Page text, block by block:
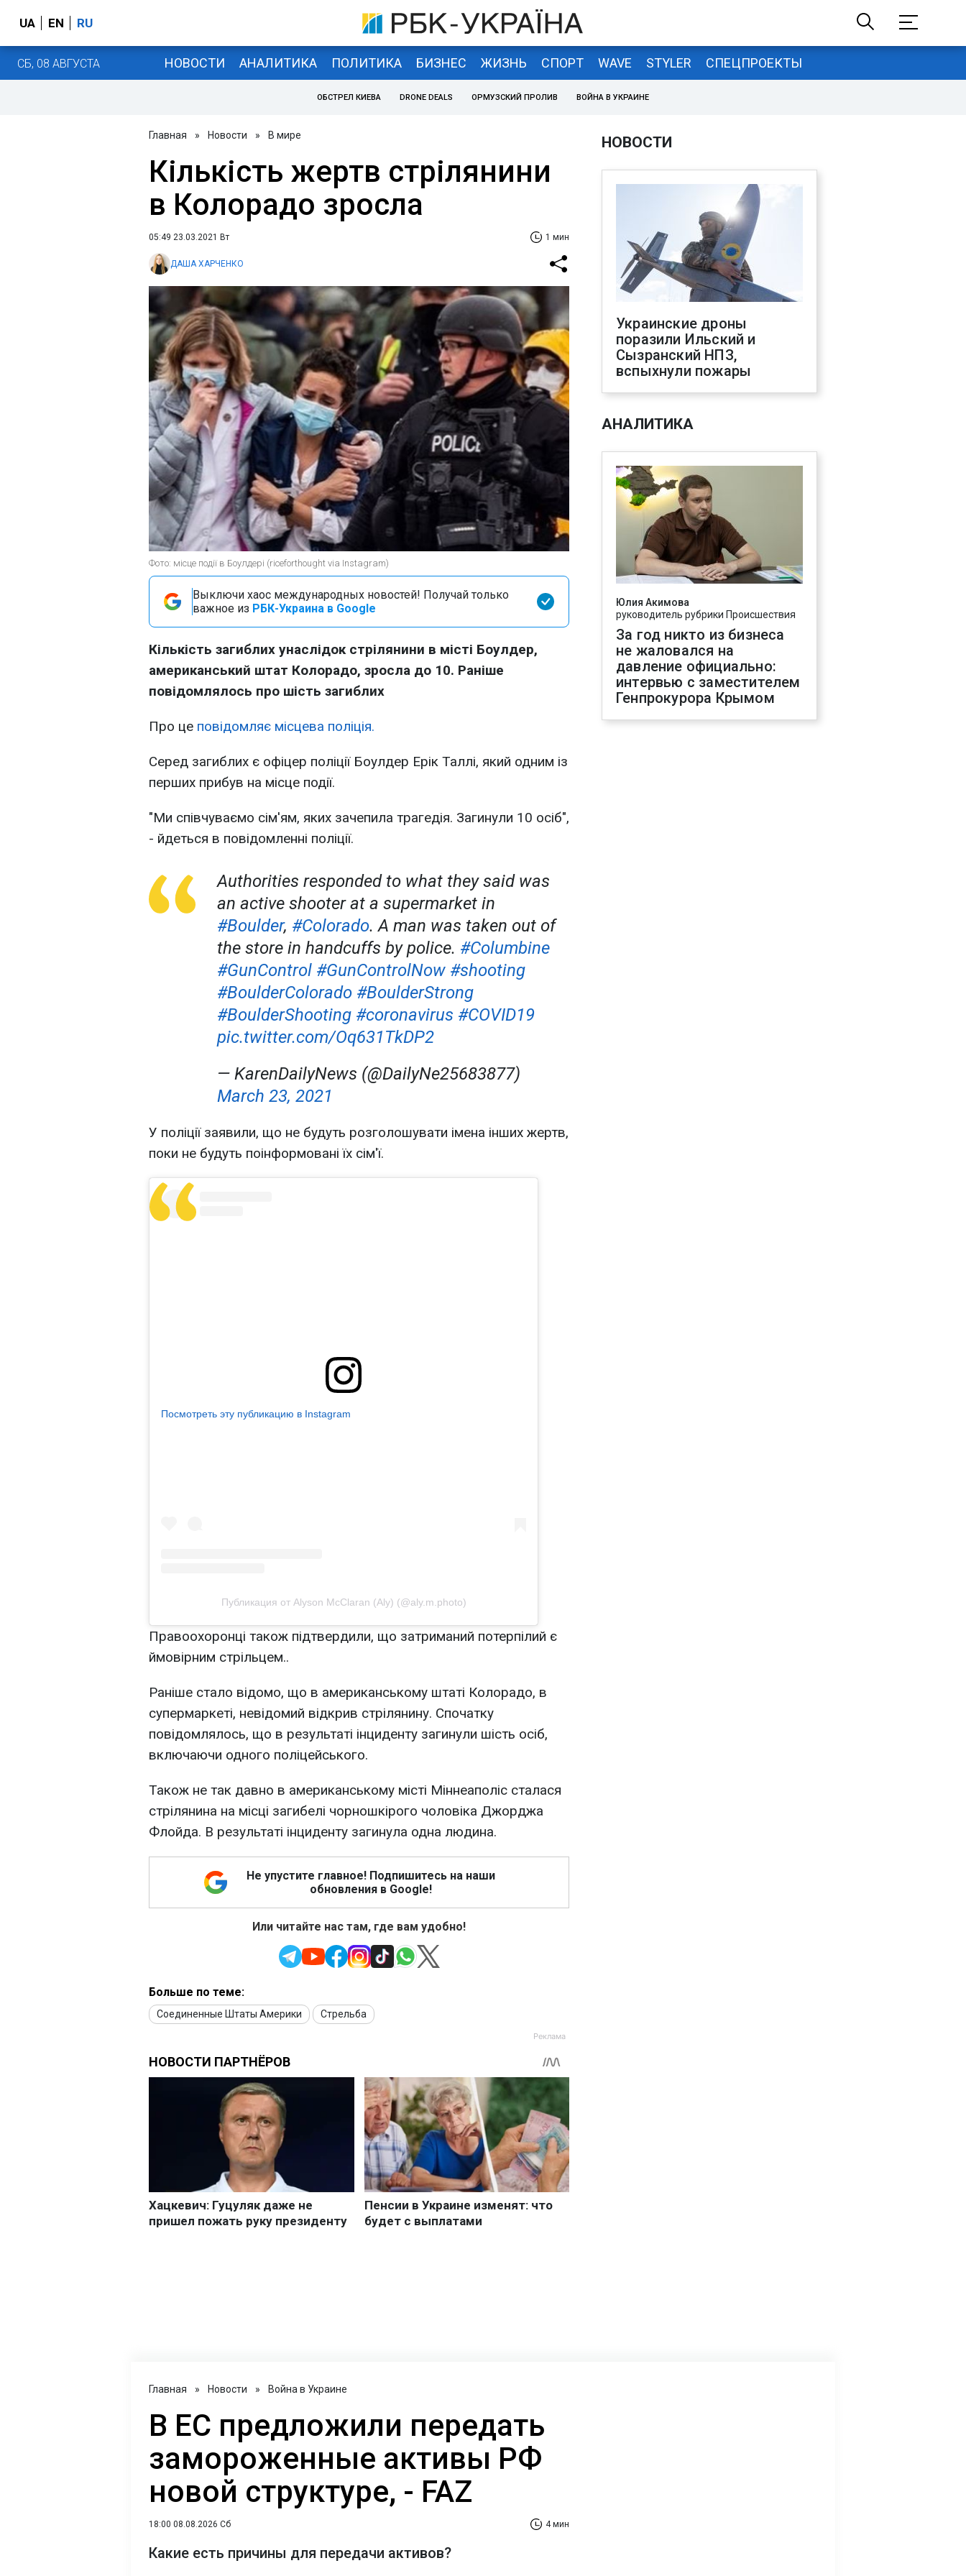
UA EN RU
СБ, 08 АВГУСТА НОВОСТИ АНАЛИТИКА ПОЛИТИКА БИЗНЕС ЖИЗНЬ СПОРТ WAVE STYLER СПЕЦПРОЕКТЫ
ОБСТРЕЛ КИЕВА DRONE DEALS ОРМУЗСКИЙ ПРОЛИВ ВОЙНА В УКРАИНЕ
Главная » Новости » В мире
Кількість жертв стрілянини
в Колорадо зросла
05:49 23.03.2021 Вт 1 мин
ДАША ХАРЧЕНКО
Фото: місце події в Боулдері (riceforthought via Instagram)
Выключи хаос международных новостей! Получай только
важное из РБК-Украина в Google
Кількість загиблих унаслідок стрілянини в місті Боулдер,
американський штат Колорадо, зросла до 10. Раніше
повідомлялось про шість загиблих
Про це повідомляє місцева поліція.
Серед загиблих є офіцер поліції Боулдер Ерік Таллі, який одним із
перших прибув на місце події.
"Ми співчуваємо сім'ям, яких зачепила трагедія. Загинули 10 осіб",
- йдеться в повідомленні поліції.
Authorities responded to what they said was
an active shooter at a supermarket in
#Boulder, #Colorado. A man was taken out of
the store in handcuffs by police. #Columbine
#GunControl #GunControlNow #shooting
#BoulderColorado #BoulderStrong
#BoulderShooting #coronavirus #COVID19
pic.twitter.com/Oq631TkDP2
— KarenDailyNews (@DailyNe25683877)
March 23, 2021
У поліції заявили, що не будуть розголошувати імена інших жертв,
поки не будуть поінформовані їх сім'ї.
Посмотреть эту публикацию в Instagram
Публикация от Alyson McClaran (Aly) (@aly.m.photo)
Правоохоронці також підтвердили, що затриманий потерпілий є
ймовірним стрільцем..
Раніше стало відомо, що в американському штаті Колорадо, в
супермаркеті, невідомий відкрив стрілянину. Спочатку
повідомлялось, що в результаті інциденту загинули шість осіб,
включаючи одного поліцейського.
Також не так давно в американському місті Міннеаполіс сталася
стрілянина на місці загибелі чорношкірого чоловіка Джорджа
Флойда. В результаті інциденту загинула одна людина.
Не упустите главное! Подпишитесь на наши
обновления в Google!
Или читайте нас там, где вам удобно!
Больше по теме:
Соединенные Штаты Америки Стрельба
НОВОСТИ
Украинские дроны
поразили Ильский и
Сызранский НПЗ,
вспыхнули пожары
АНАЛИТИКА
Юлия Акимова
руководитель рубрики Происшествия
За год никто из бизнеса
не жаловался на
давление официально:
интервью с заместителем
Генпрокурора Крымом
Главная » Новости » Война в Украине
В ЕС предложили передать
замороженные активы РФ
новой структуре, - FAZ
18:00 08.08.2026 Сб 4 мин
Какие есть причины для передачи активов?